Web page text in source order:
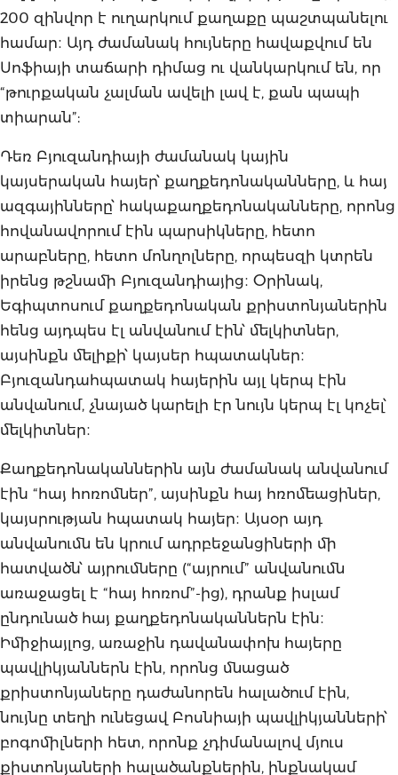
200 զինվոր է ուղարկում քաղաքը պաշտպանելու
համար։ Այդ ժամանակ հույները հավաքվում են
Սոֆիայի տաճարի դիմաց ու վանկարկում են, որ
“թուրքական չալման ավելի լավ է, քան պապի
տիարան”:
Դեռ Բյուզանդիայի ժամանակ կային
կայսերական հայեր՝ քաղքեդոնականները, և հայ
ազգայինները՝ հակաքաղքեդոնականները, որոնց
հովանավորում էին պարսիկները, հետո
արաբները, հետո մոնղոլները, որպեսզի կտրեն
իրենց թշնամի Բյուզանդիայից։ Օրինակ,
Եգիպտոսում քաղքեդոնական քրիստոնյաներին
հենց այդպես էլ անվանում էին՝ մելկիտներ,
այսինքն մելիքի՝ կայսեր հպատակներ։
Բյուզանդահպատակ հայերին այլ կերպ էին
անվանում, չնայած կարելի էր նույն կերպ էլ կոչել՝
մելկիտներ։
Քաղքեդոնականներին այն ժամանակ անվանում
էին “հայ հոռոմներ”, այսինքն հայ հռոմեացիներ,
կայսրության հպատակ հայեր։ Այսօր այդ
անվանումն են կրում ադրբեջանցիների մի
հատվածն՝ այրումները (“այրում” անվանումն
առաջացել է “հայ հոռոմ”-ից), դրանք իսլամ
ընդունած հայ քաղքեդոնականներն էին։
Իմիջիայլոց, առաջին դավանափոխ հայերը
պավլիկյաններն էին, որոնց մնացած
քրիստոնյաները դաժանորեն հալածում էին,
նույնը տեղի ունեցավ Բոսնիայի պավլիկյանների՝
բոգոմիլների հետ, որոնք չդիմանալով մյուս
քիստոնյաների հալածանքներին, ինքնակամ